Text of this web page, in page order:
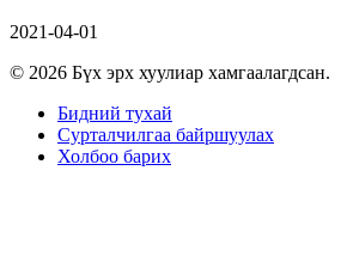
2021-04-01
© 2026 Бүх эрх хуулиар хамгаалагдсан.
Бидний тухай
Сурталчилгаа байршуулах
Холбоо барих